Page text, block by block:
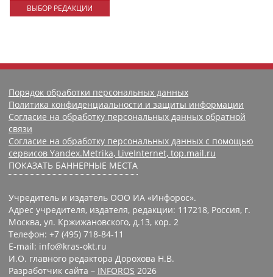
ВЫБОР РЕДАКЦИИ
Порядок обработки персональных данных
Политика конфиденциальности и защиты информации
Согласие на обработку персональных данных обратной
связи
Согласие на обработку персональных данных с помощью
сервисов Yandex.Metrika, LiveInternet, top.mail.ru
ПОКАЗАТЬ БАННЕРНЫЕ МЕСТА
Учредитель и издатель ООО ИА «Инфорос».
Адрес учредителя, издателя, редакции: 117218, Россия, г.
Москва, ул. Кржижановского, д.13, кор. 2
Телефон: +7 (495) 718-84-11
E-mail: info@kras-okt.ru
И.О. главного редактора Дорохова Н.В.
Разработчик сайта – INFOROS 2026